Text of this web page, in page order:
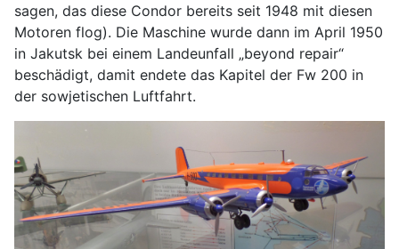
sagen, das diese Condor bereits seit 1948 mit diesen
Motoren flog). Die Maschine wurde dann im April 1950
in Jakutsk bei einem Landeunfall „beyond repair“
beschädigt, damit endete das Kapitel der Fw 200 in
der sowjetischen Luftfahrt.